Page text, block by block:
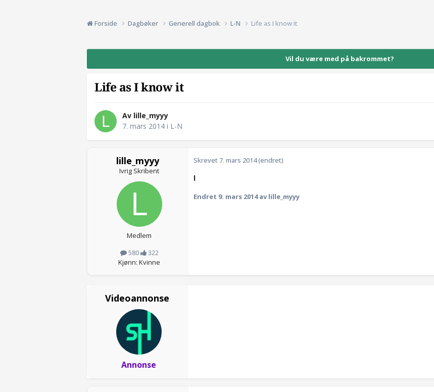
Forside Dagbøker Generell dagbok L-N Life as I know it
Vil du være med på bakrommet?
Life as I know it
Av lille_myyy
7. mars 2014 i L-N
lille_myyy
Ivrig Skribent
Medlem
580
322
Kjønn: Kvinne
Skrevet 7. mars 2014(endret)
l
Endret 9. mars 2014av lille_myyy
Videoannonse
Annonse